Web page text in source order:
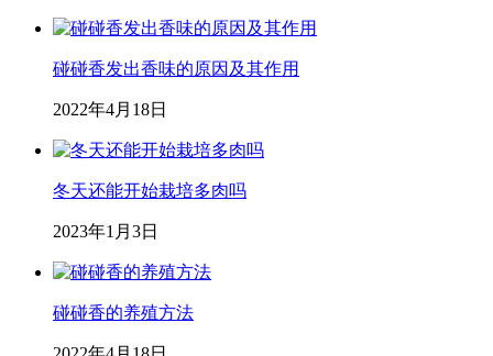
碰碰香发出香味的原因及其作用
2022年4月18日
冬天还能开始栽培多肉吗
2023年1月3日
碰碰香的养殖方法